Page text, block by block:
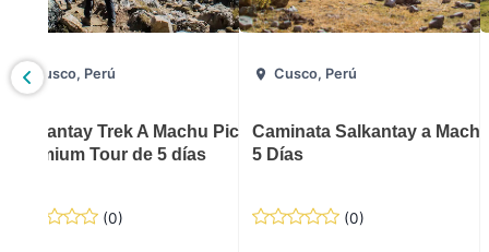
Qosqo
Cusco, Perú
Salkantay Trek A Machu Picchu
Premium Tour de 5 días
(0)
Cusco, Perú
Caminata Salkantay a
5 Días
(0)